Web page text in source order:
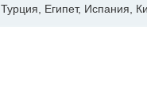
Турция, Египет, Испания,